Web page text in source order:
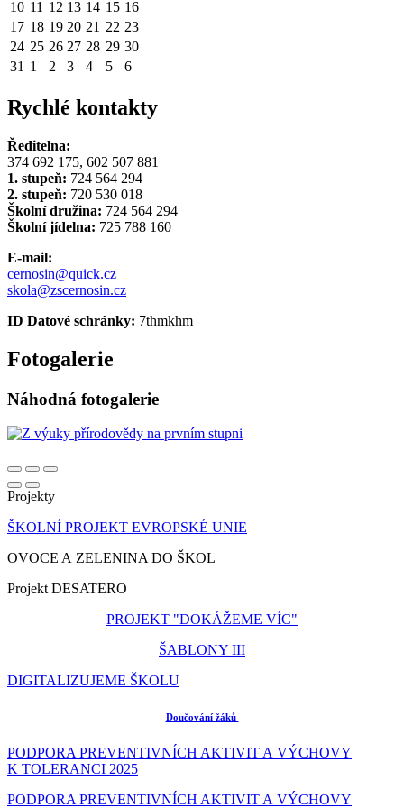
10 11 12 13 14 15 16
17 18 19 20 21 22 23
24 25 26 27 28 29 30
31 1 2 3 4 5 6
Rychlé kontakty
Ředitelna:
374 692 175, 602 507 881
1. stupeň: 724 564 294
2. stupeň: 720 530 018
Školní družina: 724 564 294
Školní jídelna: 725 788 160
E-mail:
cernosin@quick.cz
skola@zscernosin.cz
ID Datové schránky: 7thmkhm
Fotogalerie
Náhodná fotogalerie
Projekty
ŠKOLNÍ PROJEKT EVROPSKÉ UNIE
OVOCE A ZELENINA DO ŠKOL
Projekt DESATERO
PROJEKT "DOKÁŽEME VÍC"
ŠABLONY III
DIGITALIZUJEME ŠKOLU
Doučování žáků
PODPORA PREVENTIVNÍCH AKTIVIT A VÝCHOVY
K TOLERANCI 2025
PODPORA PREVENTIVNÍCH AKTIVIT A VÝCHOVY